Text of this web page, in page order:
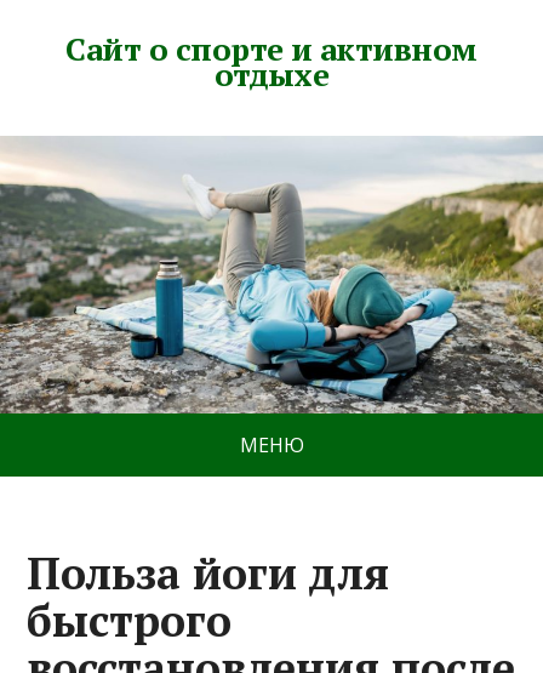
Сайт о спорте и активном
отдыхе
МЕНЮ
Польза йоги для
быстрого